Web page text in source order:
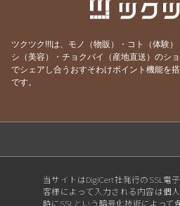
ツクツク!!!は、モノ（物販）・コト（体験
シ（美容）・チョクバイ（産地直送）のシ
でシェアし合うおすそわけポイント機能を
です。
当サイトはDigiCert社発行のSSL電
客様によって入力される内容は個
時にSSLという暗号化技術によって